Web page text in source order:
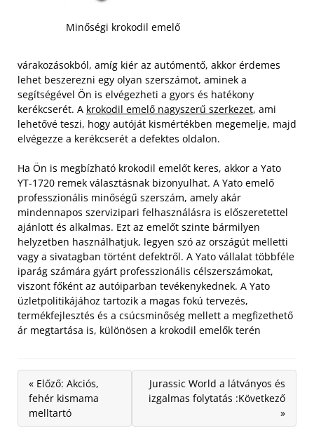
Minőségi krokodil emelő
várakozásokból, amíg kiér az autómentő, akkor érdemes
lehet beszerezni egy olyan szerszámot, aminek a
segítségével Ön is elvégezheti a gyors és hatékony
kerékcserét. A krokodil emelő nagyszerű szerkezet, ami
lehetővé teszi, hogy autóját kismértékben megemelje, majd
elvégezze a kerékcserét a defektes oldalon.
Ha Ön is megbízható krokodil emelőt keres, akkor a Yato
YT-1720 remek választásnak bizonyulhat. A Yato emelő
professzionális minőségű szerszám, amely akár
mindennapos szervizipari felhasználásra is előszeretettel
ajánlott és alkalmas. Ezt az emelőt szinte bármilyen
helyzetben használhatjuk, legyen szó az országút melletti
vagy a sivatagban történt defektről. A Yato vállalat többféle
iparág számára gyárt professzionális célszerszámokat,
viszont főként az autóiparban tevékenykednek. A Yato
üzletpolitikájához tartozik a magas fokú tervezés,
termékfejlesztés és a csúcsminőség mellett a megfizethető
ár megtartása is, különösen a krokodil emelők terén
« Előző: Akciós,
fehér kismama
melltartó
Jurassic World a látványos és
izgalmas folytatás :Következő
»